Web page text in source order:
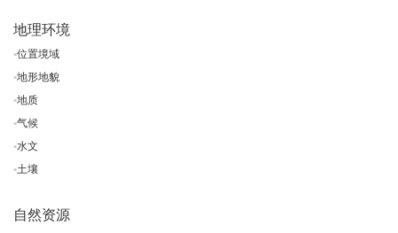
地理环境
▪位置境域
▪地形地貌
▪地质
▪气候
▪水文
▪土壤
自然资源